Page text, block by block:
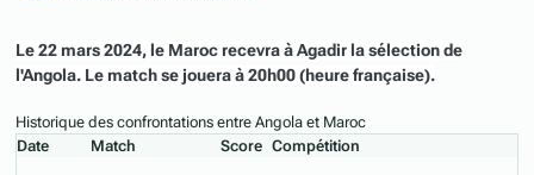
Le 22 mars 2024, le Maroc recevra à Agadir la sélection de
l'Angola. Le match se jouera à 20h00 (heure française).
Historique des confrontations entre Angola et Maroc
Date
Match Score Compétition